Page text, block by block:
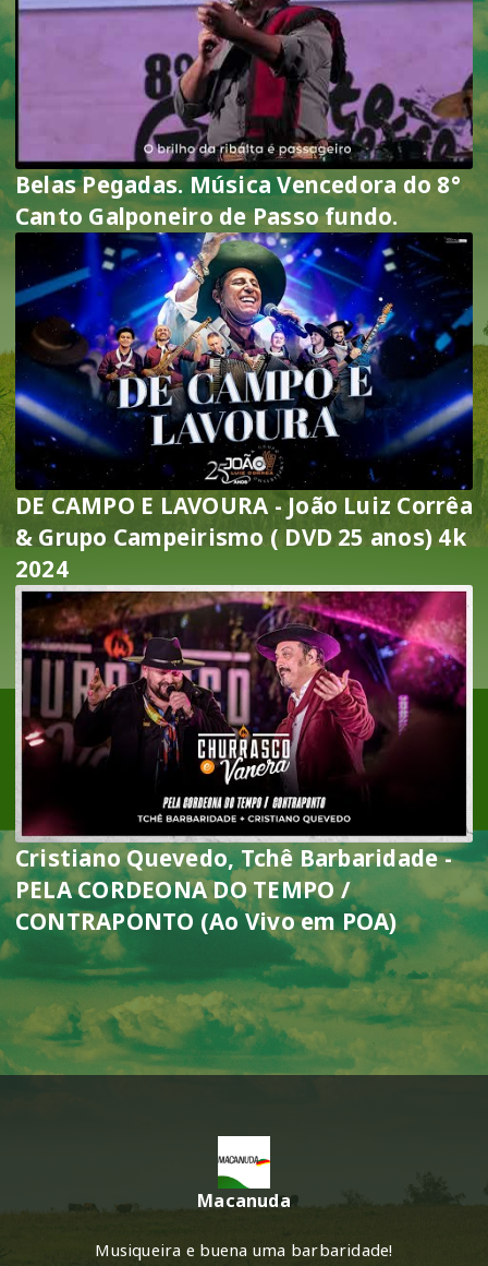
Belas Pegadas. Música Vencedora do 8°
Canto Galponeiro de Passo fundo.
DE CAMPO E LAVOURA - João Luiz Corrêa
& Grupo Campeirismo ( DVD 25 anos) 4k
2024
Cristiano Quevedo, Tchê Barbaridade -
PELA CORDEONA DO TEMPO /
CONTRAPONTO (Ao Vivo em POA)
Macanuda
Musiqueira e buena uma barbaridade!